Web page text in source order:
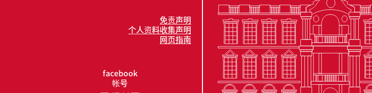
免责声明
个人资料收集声明
网页指南
facebook
帐号